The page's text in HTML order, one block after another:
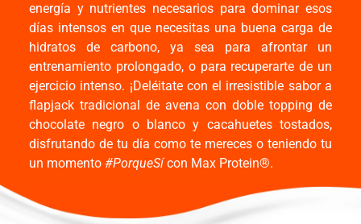
energía y nutrientes necesarios para dominar esos
días intensos en que necesitas una buena carga de
hidratos de carbono, ya sea para afrontar un
entrenamiento prolongado, o para recuperarte de un
ejercicio intenso. ¡Deléitate con el irresistible sabor a
flapjack tradicional de avena con doble topping de
chocolate negro o blanco y cacahuetes tostados,
disfrutando de tu día como te mereces o teniendo tu
un momento #PorqueSícon Max Protein®.